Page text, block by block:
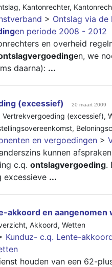
, Kantonrechter,
> Ontslag via
en periode 2008 - 2012
en overheid
en, we
daarna): ...
(excessief) 20 maart 2009
Vertrekvergoeding (excessief),
,
en vergoedingen >
kunnen
c.q. ontslagvergoeding.
excessieve ...
akkoord en aangenomen
, Akkoord, Wetten
Kunduz- c.q. Lente-
houden van een 62-